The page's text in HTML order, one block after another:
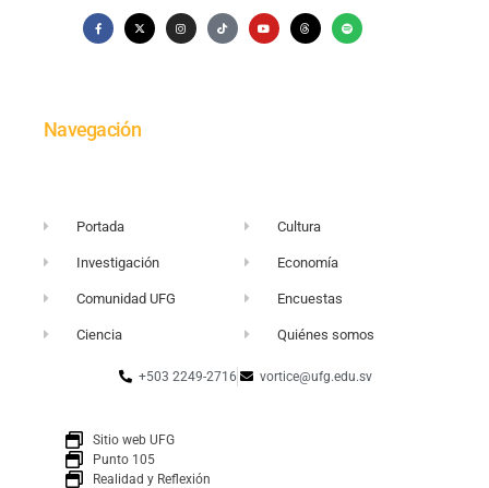
Anna Welch
3 mayo, 2024 at 10:07 am
I love how your posts are always so well-
structured and easy to follow. Keep it up!
Navegación
Portada
Investigación
Comunidad UFG
Ciencia
Cultura
Economía
Encuestas
Quiénes somos
+503 2249-2716 vortice@ufg.edu.sv
Sitio web UFG
Punto 105
Realidad y Reflexión